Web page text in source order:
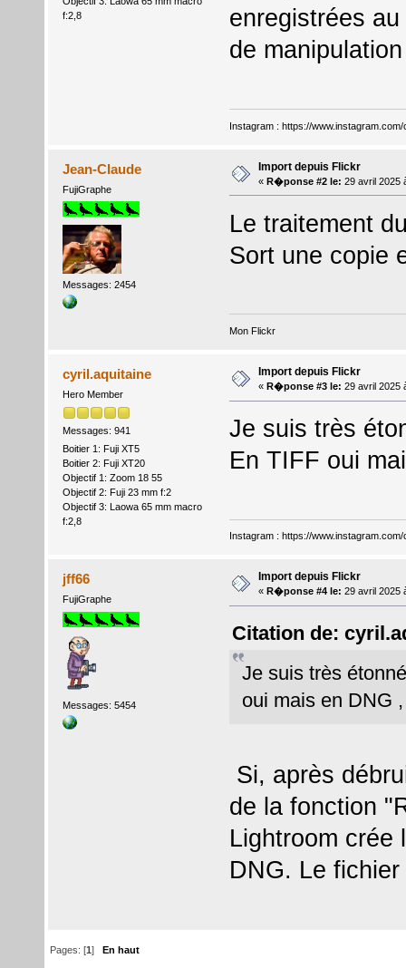
f:2,8
enregistrées
de
Instagram : https://www.instagram.com/
Jean-Claude
FujiGraphe
Messages: 2454
Import depuis Flickr
« R�ponse #2 le: 29 avril 2025
Le traitement
Sort une copie
Mon Flickr
cyril.aquitaine
Hero Member
Messages: 941
Boitier 1: Fuji XT5
Boitier 2: Fuji XT20
Objectif 1: Zoom 18 55
Objectif 2: Fuji 23 mm f:2
Objectif 3: Laowa 65 mm macro
f:2,8
Import depuis Flickr
« R�ponse #3 le: 29 avril 2025
Je suis très
En TIFF oui
Instagram : https://www.instagram.com/
jff66
FujiGraphe
Messages: 5454
Import depuis Flickr
« R�ponse #4 le: 29 avril 2025
Citation de:
Je suis très
oui mais en DNG
Si, après
de la fonction
Lightroom crée
DNG. Le
Pages: [1]En haut